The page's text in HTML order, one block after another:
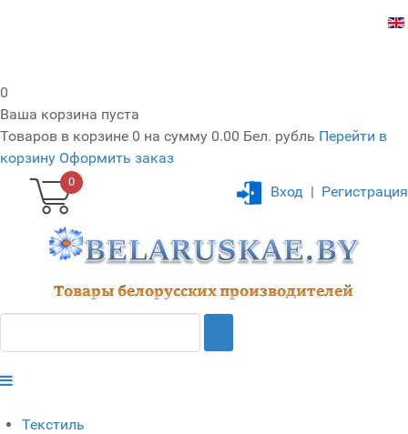
0
Ваша корзина пуста
Товаров в корзине 0 на сумму 0.00 Бел. рубль Перейти в
корзину Оформить заказ
0
Вход | Регистрация
Текстиль